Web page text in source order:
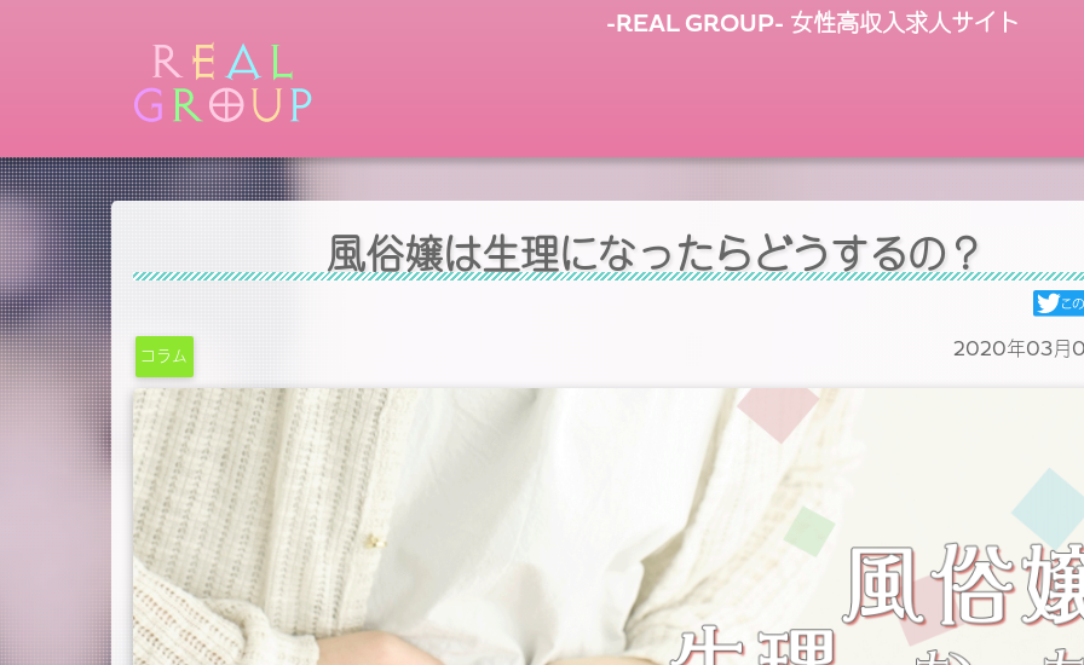
-REAL GROUP- 女性高収入求人サイト
風俗嬢は生理になったらどうするの？
コラム 2020年03月